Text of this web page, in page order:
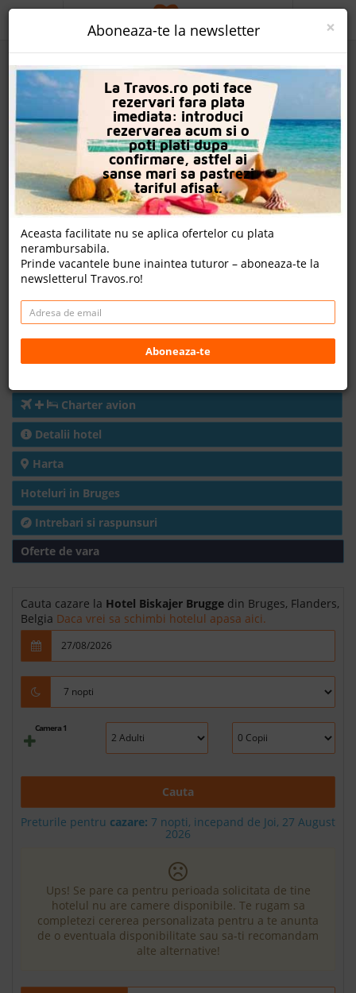
Hotel Biskajer Brugge
Bruges, Flanders, Belgia
Charter avion
Detalii hotel
Harta
Hoteluri in Bruges
Intrebari si raspunsuri
Oferte de vara
Cauta cazare la Hotel Biskajer Brugge din Bruges, Flanders,
Belgia Daca vrei sa schimbi hotelul apasa aici.
Camera 1
Cauta
Preturile pentru cazare: 7 nopti, incepand de Joi, 27 August
2026
Ups! Se pare ca pentru perioada solicitata de tine
hotelul nu are camere disponibile. Te rugam sa
completezi cererea personalizata pentru a te anunta
de o eventuala disponibilitate sau sa-ti recomandam
alte alternative!
PROMO
CAUTA REZERVARE
OFERTA PERSONALIZATA
DESPRE NOI
LOGIN
CAZARE
CHARTER AVION
CAZARE + AUTOCAR
CONTACT
+40 376 444 888
LEI EURO
×
Aboneaza-te la newsletter
La Travos.ro poti face
rezervari fara plata
imediata: introduci
rezervarea acum si o
poti plati dupa
confirmare, astfel ai
sanse mari sa pastrezi
tariful afisat.
Aceasta facilitate nu se aplica ofertelor cu plata
nerambursabila.
Prinde vacantele bune inaintea tuturor – aboneaza-te la
newsletterul Travos.ro!
Aboneaza-te